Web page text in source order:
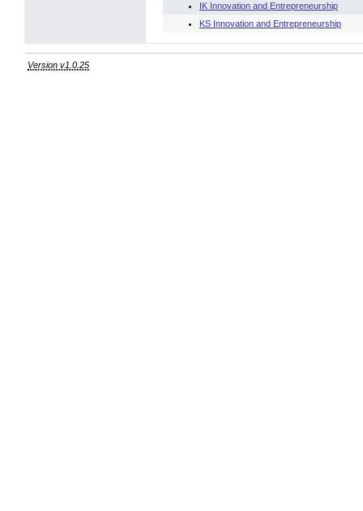
IK Innovation and Entrepreneurship
KS Innovation and Entrepreneurship
Version v1.0.25